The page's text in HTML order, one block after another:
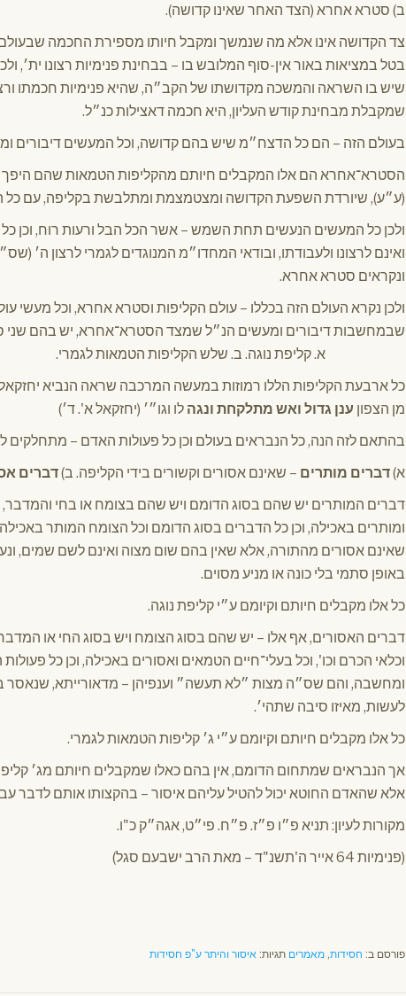
ב) סטרא אחרא (הצד האחר שאינו קדושה).
צד הקדושה אינו אלא מה שנמשך ומקבל חיותו מספירת החכמה שבעולם
בטל במציאות באור אין-סוף המלובש בו – בבחינת פנימיות רצונו ית׳,
שיש בו השראה והמשכה מקדושתו של הקב״ה, שהיא פנימיות חכמתו
שמקבלת מבחינת קודש העליון, היא חכמה דאצילות כנ״ל.
בעולם הזה – הם כל הדצח״מ שיש בהם קדושה, וכל המעשים דיבורים
הסטרא־אחרא הם אלו המקבלים חיותם מהקליפות הטמאות שהם היפך
(ע״ע), שיורדת השפעת הקדושה ומצטמצמת ומתלבשת בקליפה, עם
ולכן כל המעשים הנעשים תחת השמש – אשר הכל הבל ורעות רוח, וכן
ואינם לרצונו ולעבודתו, ובודאי המחדו״מ המנוגדים לגמרי לרצון ה׳
ונקראים סטרא אחרא.
ולכן נקרא העולם הזה בכללו – עולם הקליפות וסטרא אחרא, וכל מעשי
שבמחשבות דיבורים ומעשים הנ״ל שמצד הסטרא־אחרא, יש בהם
א. קליפת נוגה. ב. שלש הקליפות הטמאות לגמרי.
כל ארבעת הקליפות הללו רמוזות במעשה המרכבה שראה הנביא
מן הצפון ענן גדול ואש מתלקחת ונגה לו וגו״׳ (יחזקאל א'. ד׳)
בהתאם לזה הנה, כל הנבראים בעולם וכן כל פעולות האדם – מתחלקים
א)דברים מותרים – שאינם אסורים וקשורים בידי הקליפה. ב)דברים
דברים המותרים יש שהם בסוג הדומם ויש שהם בצומח או בחי והמדבר,
ומותרים באכילה, וכן כל הדברים בסוג הדומם וכל הצומח המותר
שאינם אסורים מהתורה, אלא שאין בהם שום מצוה ואינם לשם שמים,
באופן סתמי בלי כונה או מניע מסוים.
כל אלו מקבלים חיותם וקיומם ע״י קליפת נוגה.
דברים האסורים, אף אלו – יש שהם בסוג הצומח ויש בסוג החי או
וכלאי הכרם וכו', וכל בעלי־חיים הטמאים ואסורים באכילה, וכן כל
ומחשבה, והם שס״ה מצות ״לא תעשה״ וענפיהן – מדאורייתא, שנאסר
לעשות, מאיזו סיבה שתהי׳.
כל אלו מקבלים חיותם וקיומם ע״י ג׳ קליפות הטמאות לגמרי.
אך הנבראים שמתחום הדומם, אין בהם כאלו שמקבלים חיותם מג׳
אלא שהאדם החוטא יכול להטיל עליהם איסור – בהקצותו אותם לדבר
מקורות לעיון: תניא פ״ו פ״ז. פ״ח. פי״ט, אגה״ק כ"ו.
(פנימיות 64 אייר ה'תשנ"ד – מאת הרב ישבעם סגל)
פורסם ב: חסידות, מאמרים תגיות: איסור והיתר ע"פ חסידות